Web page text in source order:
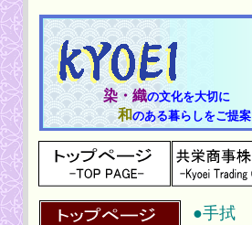
染・織の文化を大切に
和のある暮らしをご提案
●手拭